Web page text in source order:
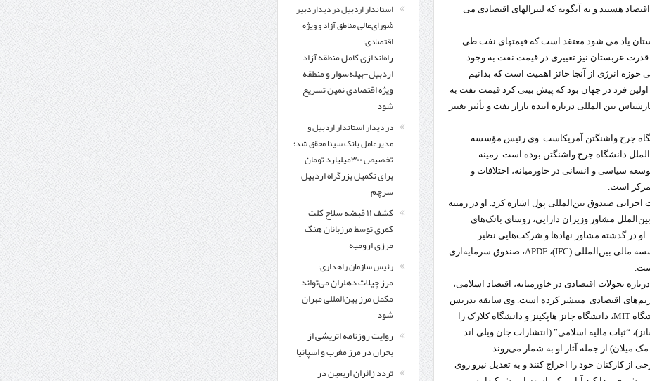
هستند و نه آنگونه که لیبرالهای اقتصادی می
یاد می شود معتقد است که قیمتهای نفت طی
و تغییر در هرم قدرت عربستان نیز تغییری در قیمت نفت به وجود
حوزه انرژی از آنجا حائز اهمیت است که بدانیم
فرد در جهان بود که پیش بینی کرد قیمت نفت به
بین المللی درباره آینده بازار نفت و تأثیر تغییر
جرج واشنگتن آمریکاست. وی رئیس مؤسسه
دانشگاه جرج واشنگتن بوده است. زمینه
سیاسی و انسانی در خاورمیانه، اختلافات و
است.
صندوق بین‌المللی پول اشاره کرد. او در زمینه‌
مشاور وزیران دارایی، روسای بانک‌های
در گذشته مشاور نهادها و شرکت‌هایی نظیر
سازمان همکاری اقتصادی و توسعه (OECD)، بانک جهانی، موسسه مالی بین‌المللی (IFC)، APDF، صندوق سرمایه‌اری
شش رساله، بیش از 100 مقاله‌ و… درباره‌ تحولات اقتصادی در خاورمیانه، اقتصاد اسلامی،
اقتصادی منتشر کرده است. وی سابقه تدریس
در دانشگاه‌های تگزاس در آستین، دانشگاه تافتس آمریکا، دانشگاه MIT، دانشگاه جانز هاپکینز و دانشگاه کلارک را
“ثبات مالیه اسلامی” (انتشارات جان ویلی اند
میلان) از جمله آثار او به شمار می‌روند.
کارکنان خود را اخراج کنند و به تعدیل نیرو روی
استاندار اردبیل در دیدار دبیر
شورای‌عالی مناطق آزاد و ویژه
اقتصادی:
راه‌اندازی کامل منطقه آزاد
اردبیل-بیله‌سوار و منطقه
ویژه اقتصادی نمین تسریع
شود
در دیدار استاندار اردبیل و
مدیرعامل بانک سینا محقق شد؛
تخصیص ۳۰۰میلیارد تومان
برای تکمیل بزرگراه اردبیل-
سرچم
کشف ۱۱ قبضه سلاح کلت
کمری توسط مرزبانان هنگ
مرزی ارومیه
رئیس سازمان راهداری:
مرز چیلات دهلران می‌تواند
مکمل مرز بین‌المللی مهران
شود
روایت روزنامه اتریشی از
بحران در مرز مغرب و اسپانیا
تردد زائران اربعین در